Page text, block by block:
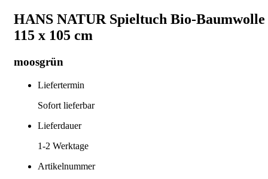
HANS NATUR Spieltuch Bio-Baumwolle
115 x 105 cm
moosgrün
Liefertermin
Sofort lieferbar
Lieferdauer
1-2 Werktage
Artikelnummer